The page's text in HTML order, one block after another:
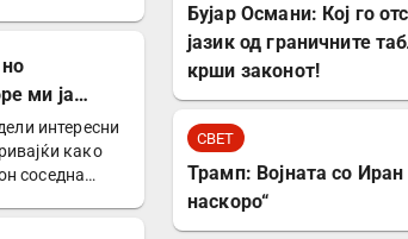
ми ја
интересни
како
соседна…
Бујар Османи: Кој го
јазик од граничните
крши законот!
СВЕТ
Трамп: Војната со
наскоро“